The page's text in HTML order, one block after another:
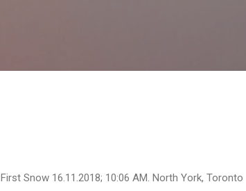
First Snow 16.11.2018; 10:06 AM. North York, Toronto